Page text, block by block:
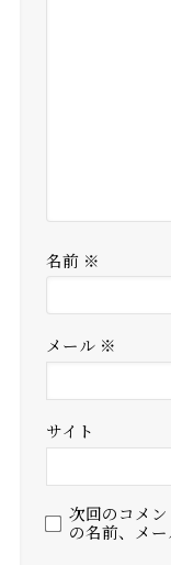
名前 ※
メール ※
サイト
次回のコメ
の名前、メー